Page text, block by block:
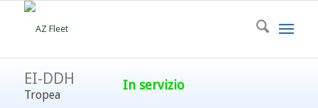
EI-DDH
Tropea
In servizio